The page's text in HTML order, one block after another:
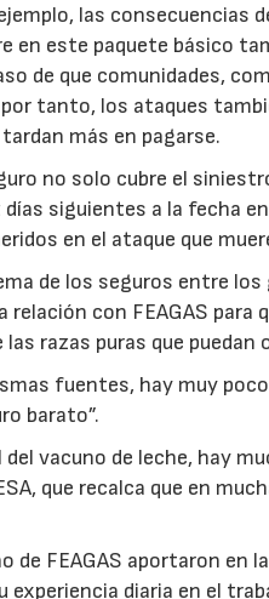
las consecuencias
en este paquete básico
de que comunidades,
tanto, los ataques
más en pagarse.
no solo cubre el
siguientes a la fecha
en el ataque que
de los seguros entre
con FEAGAS para
razas puras que puedan
fuentes, hay muy
barato”.
vacuno de leche, hay
que recalca que en
FEAGAS aportaron en
diaria en el
22/07/